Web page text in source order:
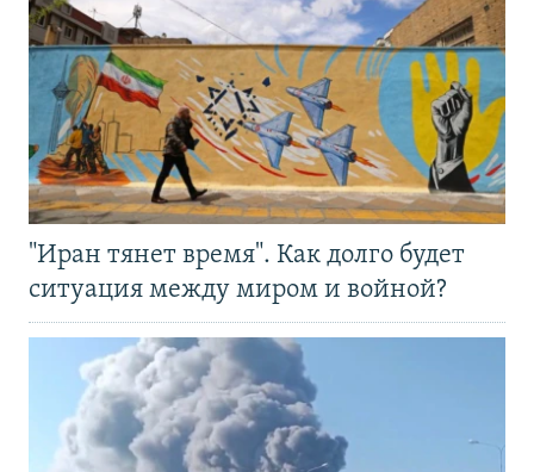
"Иран тянет время". Как долго будет
ситуация между миром и войной?